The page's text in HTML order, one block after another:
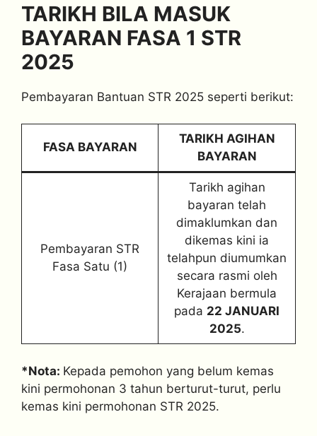
TARIKH BILA MASUK
BAYARAN FASA 1 STR
2025
Pembayaran Bantuan STR 2025 seperti berikut:
FASA BAYARAN
TARIKH AGIHAN
BAYARAN
Pembayaran STR
Fasa Satu (1)
Tarikh agihan
bayaran telah
dimaklumkan dan
dikemas kini ia
telahpun diumumkan
secara rasmi oleh
Kerajaan bermula
pada 22 JANUARI
2025.
*Nota: Kepada pemohon yang belum kemas
kini permohonan 3 tahun berturut-turut, perlu
kemas kini permohonan STR 2025.